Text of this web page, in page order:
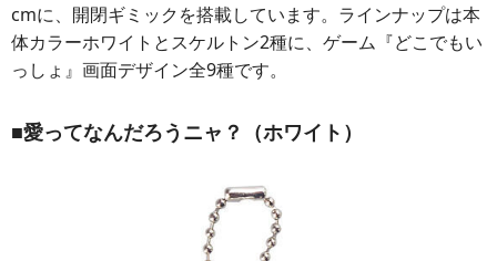
cmに、開閉ギミックを搭載しています。ラインナップは本
体カラーホワイトとスケルトン2種に、ゲーム『どこでもい
っしょ』画面デザイン全9種です。
■愛ってなんだろうニャ？（ホワイト）